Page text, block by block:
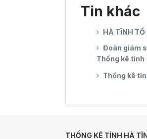
Tin khác
HÀ TĨNH TỔ
Đoàn giám
Thống kê tỉnh
Thống kê
THỐNG KÊ TỈNH HÀ